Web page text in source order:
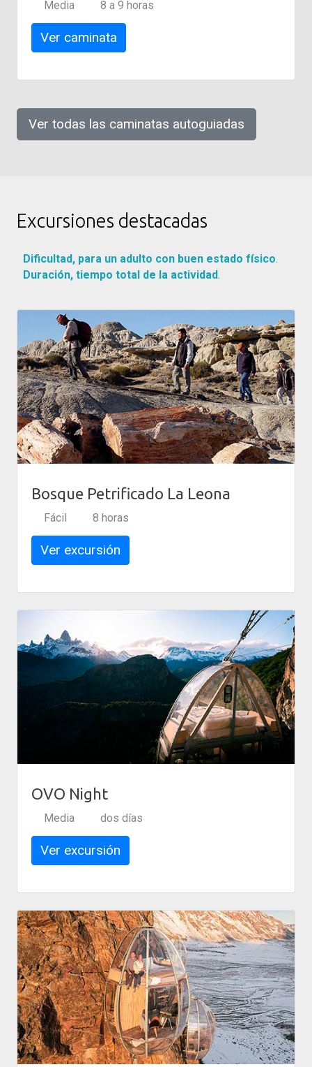
Media 8 a 9 horas
Ver caminata
Ver todas las caminatas autoguiadas
Excursiones destacadas
Dificultad, para un adulto con buen estado físico.
Duración, tiempo total de la actividad.
Bosque Petrificado La Leona
Fácil 8 horas
Ver excursión
OVO Night
Media dos días
Ver excursión